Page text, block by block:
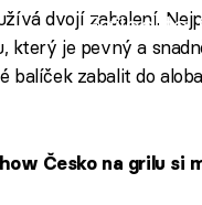
Failed to
dvojí zabalení.
který je pevný a
balíček zabalit do
Česko na grilu si